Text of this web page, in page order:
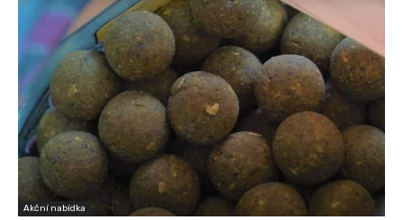
Akční nabídka